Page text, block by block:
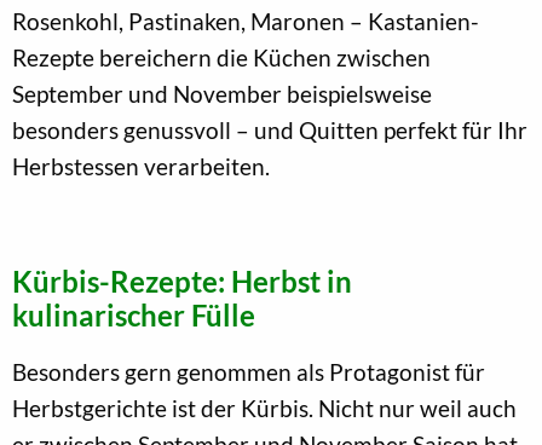
Rosenkohl, Pastinaken, Maronen – Kastanien-
Rezepte bereichern die Küchen zwischen
September und November beispielsweise
besonders genussvoll – und Quitten perfekt für Ihr
Herbstessen verarbeiten.
Kürbis-Rezepte: Herbst in
kulinarischer Fülle
Besonders gern genommen als Protagonist für
Herbstgerichte ist der Kürbis. Nicht nur weil auch